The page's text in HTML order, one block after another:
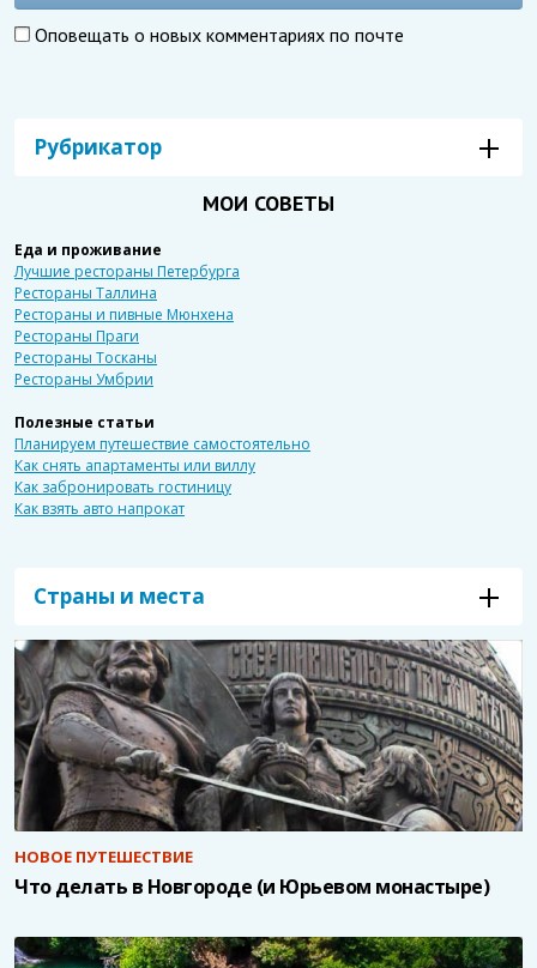
Оповещать о новых комментариях по почте
Рубрикатор
МОИ СОВЕТЫ
Еда и проживание
Лучшие рестораны Петербурга
Рестораны Таллина
Рестораны и пивные Мюнхена
Рестораны Праги
Рестораны Тосканы
Рестораны Умбрии
Полезные статьи
Планируем путешествие самостоятельно
Как снять апартаменты или виллу
Как забронировать гостиницу
Как взять авто напрокат
Страны и места
НОВОЕ ПУТЕШЕСТВИЕ
Что делать в Новгороде (и Юрьевом монастыре)